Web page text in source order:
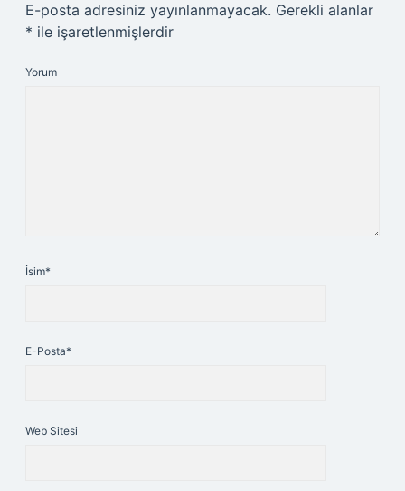
E-posta adresiniz yayınlanmayacak. Gerekli alanlar
* ile işaretlenmişlerdir
Yorum
İsim*
E-Posta*
Web Sitesi